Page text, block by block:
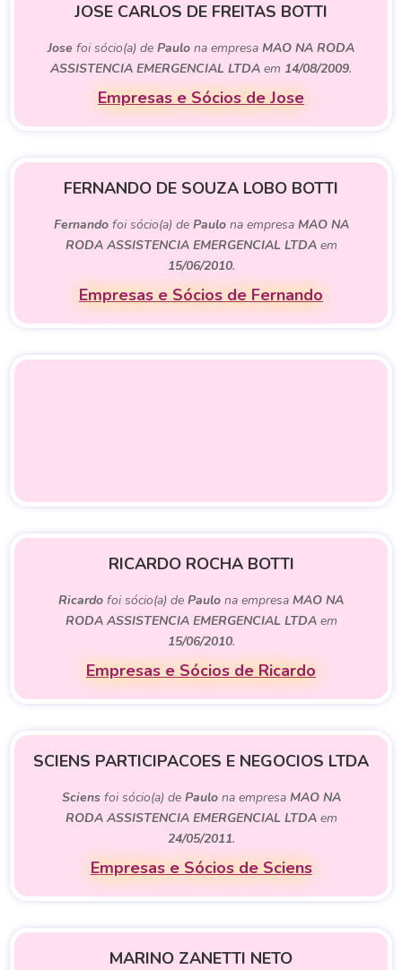
JOSE CARLOS DE FREITAS BOTTI
Jose foi sócio(a) de Paulo na empresa MAO NA RODA
ASSISTENCIA EMERGENCIAL LTDA em 14/08/2009.
Empresas e Sócios de Jose
FERNANDO DE SOUZA LOBO BOTTI
Fernandofoi sócio(a) de Paulona empresa MAO NA
RODA ASSISTENCIA EMERGENCIAL LTDAem
15/06/2010.
Empresas e Sócios de Fernando
RICARDO ROCHA BOTTI
Ricardo foi sócio(a) de Paulo na empresa MAO NA
RODA ASSISTENCIA EMERGENCIAL LTDAem
15/06/2010.
Empresas e Sócios de Ricardo
SCIENS PARTICIPACOES E NEGOCIOS LTDA
Sciensfoi sócio(a) de Paulona empresa MAO NA
RODA ASSISTENCIA EMERGENCIAL LTDAem
24/05/2011.
Empresas e Sócios de Sciens
MARINO ZANETTI NETO